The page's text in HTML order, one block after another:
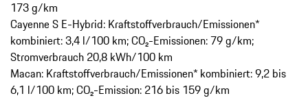
173 g/km
Cayenne S E-Hybrid: Kraftstoffverbrauch/Emissionen*
kombiniert: 3,4 l/100 km; CO₂-Emissionen: 79 g/km;
Stromverbrauch 20,8 kWh/100 km
Macan: Kraftstoffverbrauch/Emissionen* kombiniert: 9,2 bis
6,1 l/100 km; CO₂-Emission: 216 bis 159 g/km